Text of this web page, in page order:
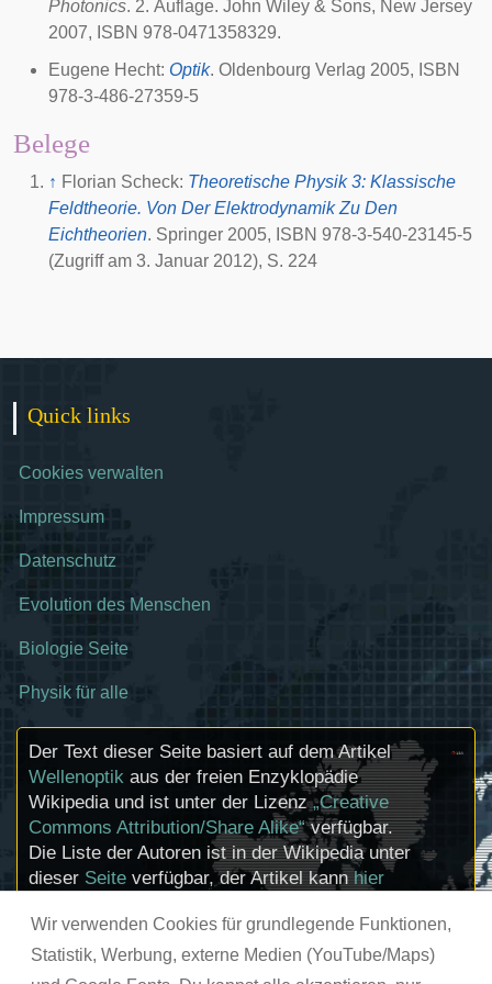
Wir verwenden Cookies für grundlegende Funktionen,
Statistik, Werbung, externe Medien (YouTube/Maps)
Photonics. 2. Auflage. John Wiley & Sons, New Jersey
2007, ISBN 978-0471358329.
Eugene Hecht: Optik. Oldenbourg Verlag 2005, ISBN
978-3-486-27359-5
Belege
↑ Florian Scheck: Theoretische Physik 3: Klassische
Feldtheorie. Von Der Elektrodynamik Zu Den
Eichtheorien. Springer 2005, ISBN 978-3-540-23145-5
(Zugriff am 3. Januar 2012), S. 224
Quick links
Cookies verwalten
Impressum
Datenschutz
Evolution des Menschen
Biologie Seite
Physik für alle
Der Text dieser Seite basiert auf dem Artikel
Wellenoptik aus der freien Enzyklopädie
Wikipedia und ist unter der Lizenz„Creative
Commons Attribution/Share Alike“verfügbar.
Die Liste der Autoren ist in der Wikipedia unter
dieser Seite verfügbar, der Artikel kannhier
Urhebern und zum Lizenzstatus eingebundener
Mediendateien (etwa Bilder oder Videos) können
im Regelfall durch Anklicken dieser abgerufen